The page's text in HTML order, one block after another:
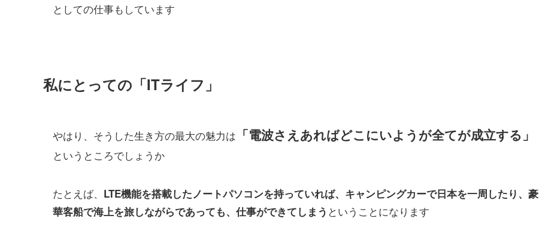
としての仕事もしています
私にとっての「ITライフ」
やはり、そうした生き方の最大の魅力は 「電波さえあればどこにいようが全てが成立する」
というところでしょうか
たとえば、 LTE機能を搭載したノートパソコンを持っていれば、 キャンピングカーで日本を一周したり、 豪
華客船で海上を旅しながらであっても、 仕事ができてしまう ということになります